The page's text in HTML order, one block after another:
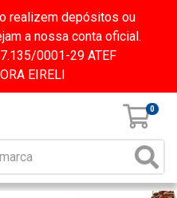
realizem depósitos ou
a nossa conta oficial.
0001-29 ATEF
EIRELI
0